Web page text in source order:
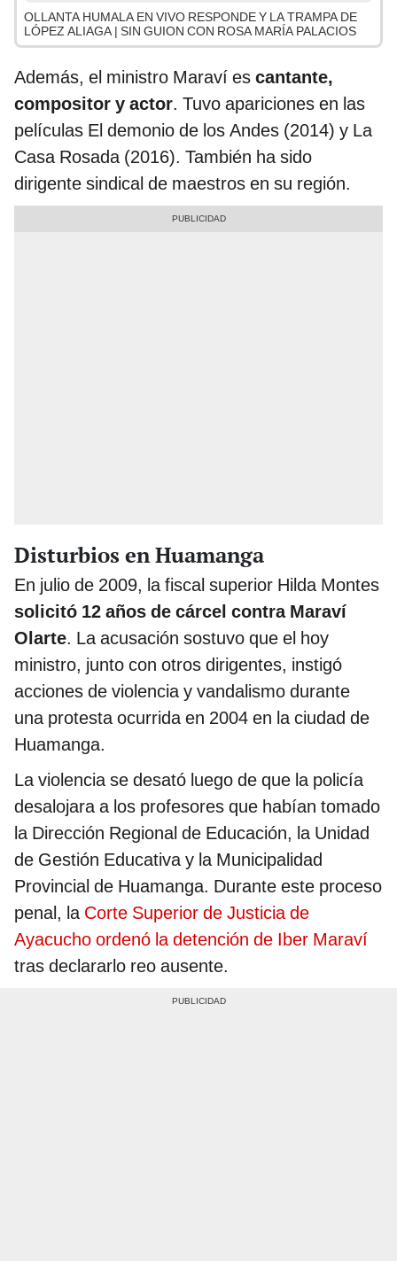
OLLANTA HUMALA EN VIVO RESPONDE Y LA TRAMPA DE
LÓPEZ ALIAGA | SIN GUION CON ROSA MARÍA PALACIOS
Además, el ministro Maraví es cantante,
compositor y actor. Tuvo apariciones en las
películas El demonio de los Andes (2014) y La
Casa Rosada (2016). También ha sido
dirigente sindical de maestros en su región.
Disturbios en Huamanga
En julio de 2009, la fiscal superior Hilda Montes
solicitó 12 años de cárcel contra Maraví
Olarte. La acusación sostuvo que el hoy
ministro, junto con otros dirigentes, instigó
acciones de violencia y vandalismo durante
una protesta ocurrida en 2004 en la ciudad de
Huamanga.
La violencia se desató luego de que la policía
desalojara a los profesores que habían tomado
la Dirección Regional de Educación, la Unidad
de Gestión Educativa y la Municipalidad
Provincial de Huamanga. Durante este proceso
penal, la Corte Superior de Justicia de
Ayacucho ordenó la detención de Iber Maraví
tras declararlo reo ausente.